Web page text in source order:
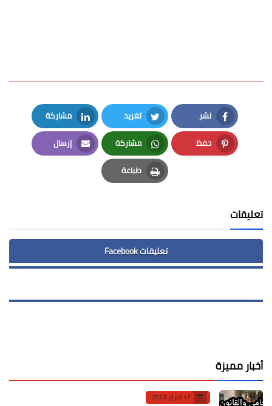
نشر
Facebook
تغريد
Twitter
مشاركة
LinkedIn
حفظ
Pinterest
مشاركة
Whatsapp
إرسال
Email
طباعة
Print
تعليقات
تعليقات Facebook
أخبار مميزة
17 فبراير 2023